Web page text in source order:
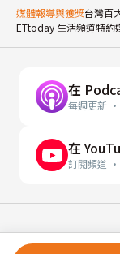
媒體報導與獲獎台灣百
ETtoday 生活頻道特約
在
每週更新 ·
在
訂閱頻道 ·
© 2026